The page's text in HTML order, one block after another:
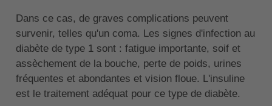
Dans ce cas, de graves complications peuvent
survenir, telles qu'un coma. Les signes d'infection au
diabète de type 1 sont : fatigue importante, soif et
assèchement de la bouche, perte de poids, urines
fréquentes et abondantes et vision floue. L'insuline
est le traitement adéquat pour ce type de diabète.